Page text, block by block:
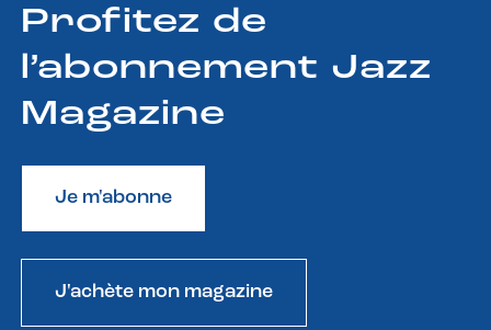
Profitez de
l’abonnement Jazz
Magazine
Je m'abonne
J'achète mon magazine